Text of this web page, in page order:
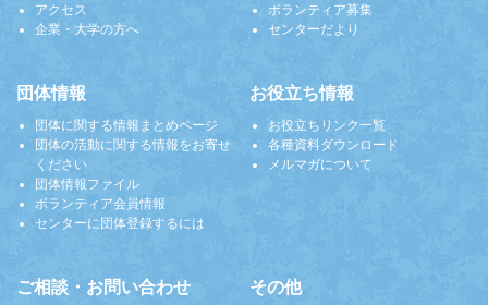
アクセス
企業・大学の方へ
ボランティア募集
センターだより
団体情報
団体に関する情報まとめページ
団体の活動に関する情報をお寄せ
ください
団体情報ファイル
ボランティア会員情報
センターに団体登録するには
お役立ち情報
お役立ちリンク一覧
各種資料ダウンロード
メルマガについて
ご相談・お問い合わせ その他